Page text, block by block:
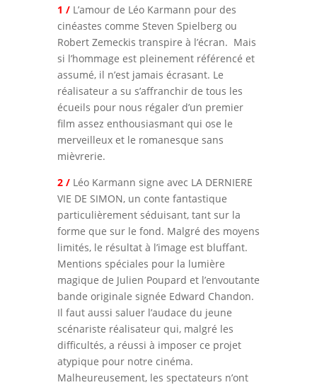
1 / L’amour de Léo Karmann pour des
cinéastes comme Steven Spielberg ou
Robert Zemeckis transpire à l’écran. Mais
si l’hommage est pleinement référencé et
assumé, il n’est jamais écrasant. Le
réalisateur a su s’affranchir de tous les
écueils pour nous régaler d’un premier
film assez enthousiasmant qui ose le
merveilleux et le romanesque sans
mièvrerie.
2 /Léo Karmann signe avec LA DERNIERE
VIE DE SIMON, un conte fantastique
particulièrement séduisant, tant sur la
forme que sur le fond. Malgré des moyens
limités, le résultat à l’image est bluffant.
Mentions spéciales pour la lumière
magique de Julien Poupard et l’envoutante
bande originale signée Edward Chandon.
Il faut aussi saluer l’audace du jeune
scénariste réalisateur qui, malgré les
difficultés, a réussi à imposer ce projet
atypique pour notre cinéma.
Malheureusement, les spectateurs n’ont